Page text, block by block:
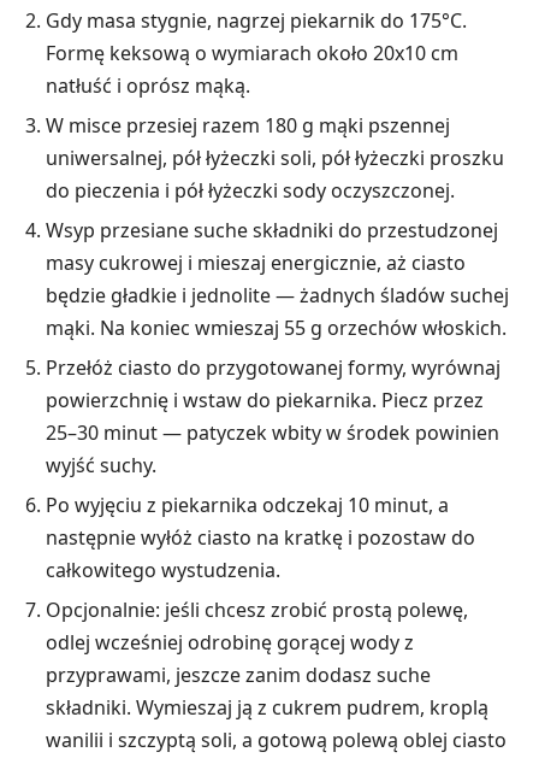
Gdy masa stygnie, nagrzej piekarnik do 175°C.
Formę keksową o wymiarach około 20x10 cm
natłuść i oprósz mąką.
W misce przesiej razem 180 g mąki pszennej
uniwersalnej, pół łyżeczki soli, pół łyżeczki proszku
do pieczenia i pół łyżeczki sody oczyszczonej.
Wsyp przesiane suche składniki do przestudzonej
masy cukrowej i mieszaj energicznie, aż ciasto
będzie gładkie i jednolite — żadnych śladów suchej
mąki. Na koniec wmieszaj 55 g orzechów włoskich.
Przełóż ciasto do przygotowanej formy, wyrównaj
powierzchnię i wstaw do piekarnika. Piecz przez
25–30 minut — patyczek wbity w środek powinien
wyjść suchy.
Po wyjęciu z piekarnika odczekaj 10 minut, a
następnie wyłóż ciasto na kratkę i pozostaw do
całkowitego wystudzenia.
Opcjonalnie: jeśli chcesz zrobić prostą polewę,
odlej wcześniej odrobinę gorącej wody z
przyprawami, jeszcze zanim dodasz suche
składniki. Wymieszaj ją z cukrem pudrem, kroplą
wanilii i szczyptą soli, a gotową polewą oblej ciasto